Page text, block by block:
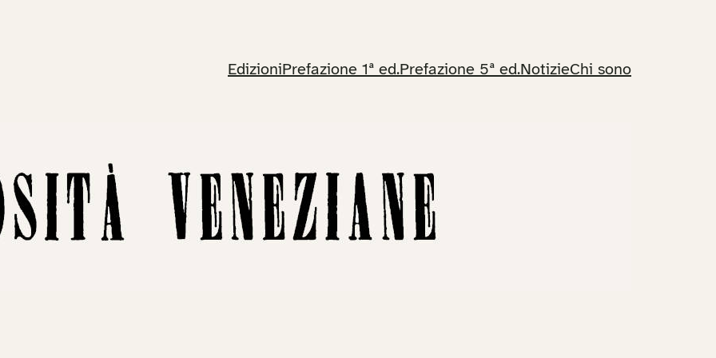
EdizioniPrefazione 1ª ed.Prefazione 5ª ed.NotizieChi sono